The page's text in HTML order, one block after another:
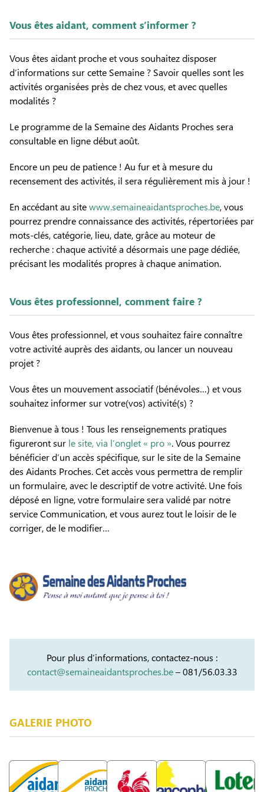
Vous êtes aidant, comment s’informer ?
Vous êtes aidant proche et vous souhaitez disposer
d’informations sur cette Semaine ? Savoir quelles sont les
activités organisées près de chez vous, et avec quelles
modalités ?
Le programme de la Semaine des Aidants Proches sera
consultable en ligne début août.
Encore un peu de patience ! Au fur et à mesure du
recensement des activités, il sera régulièrement mis à jour !
En accédant au sitewww.semaineaidantsproches.be, vous
pourrez prendre connaissance des activités, répertoriées par
mots-clés, catégorie, lieu, date, grâce au moteur de
recherche : chaque activité a désormais une page dédiée,
précisant les modalités propres à chaque animation.
Vous êtes professionnel, comment faire ?
Vous êtes professionnel, et vous souhaitez faire connaître
votre activité auprès des aidants, ou lancer un nouveau
projet ?
Vous êtes un mouvement associatif (bénévoles…) et vous
souhaitez informer sur votre(vos) activité(s) ?
Bienvenue à tous ! Tous les renseignements pratiques
figureront sur le site, via l’onglet « pro ». Vous pourrez
bénéficier d’un accès spécifique, sur le site de la Semaine
des Aidants Proches. Cet accès vous permettra de remplir
un formulaire, avec le descriptif de votre activité. Une fois
déposé en ligne, votre formulaire sera validé par notre
service Communication, et vous aurez tout le loisir de le
corriger, de le modifier…
Pour plus d’informations, contactez-nous :
contact@semaineaidantsproches.be– 081/56.03.33
GALERIE PHOTO